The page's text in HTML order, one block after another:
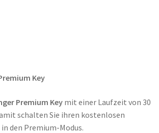
Key
Premium Keymit einer Laufzeit von 30
schalten Sie ihren kostenlosen
den Premium-Modus.